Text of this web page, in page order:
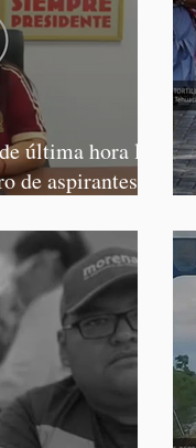
última hora las
de aspirantes a